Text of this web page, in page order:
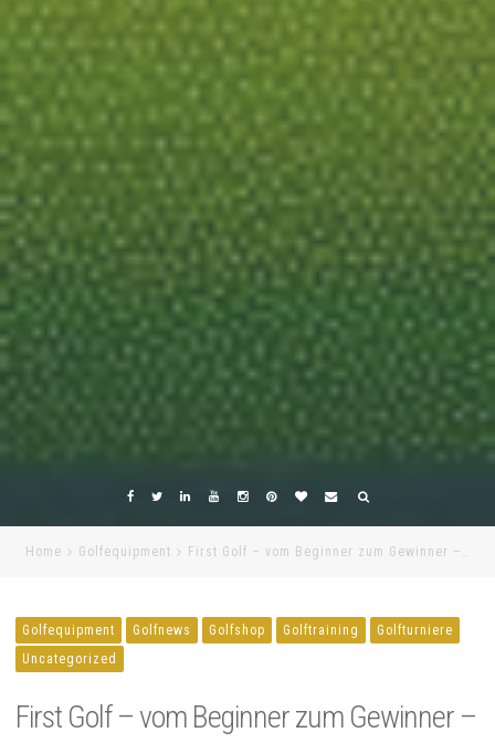
Home Golfequipment First Golf – vom Beginner zum Gewinner –…
Golfequipment Golfnews Golfshop Golftraining
Golfturniere
Uncategorized
First Golf – vom Beginner zum Gewinner –